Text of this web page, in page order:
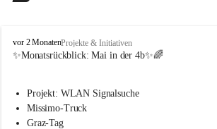
V
o
s
s
c
vor 2 MonatenProjekte & Initiativen
✨Monatsrückblick: Mai in der 4b✨🌈
Projekt: WLAN Signalsuche
Missimo-Truck
Graz-Tag